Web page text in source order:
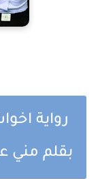
رواية
بقلم مني